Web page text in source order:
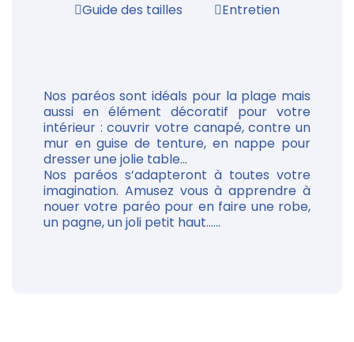
Guide des tailles
Entretien
Nos paréos sont idéals pour la plage mais
aussi en élément décoratif pour votre
intérieur : couvrir votre canapé, contre un
mur en guise de tenture, en nappe pour
dresser une jolie table...
Nos paréos s’adapteront à toutes votre
imagination. Amusez vous à apprendre à
nouer votre paréo pour en faire une robe,
un pagne, un joli petit haut......